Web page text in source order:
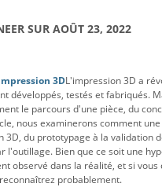
SUR AOÛT 23, 2022
3DL'impression 3D a
développés, testés et fabriqués.
le parcours d'une pièce, du
nous examinerons comment
3D, du prototypage à la validation
l'outillage. Bien que ce soit une
observé dans la réalité, et si vous
probablement.